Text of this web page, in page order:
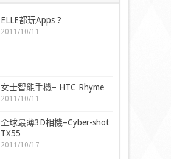
ELLE都玩Apps ?
2011/10/11
女士智能手機– HTC Rhyme
2011/10/11
全球最薄3D相機–Cyber-shot
TX55
2011/10/17